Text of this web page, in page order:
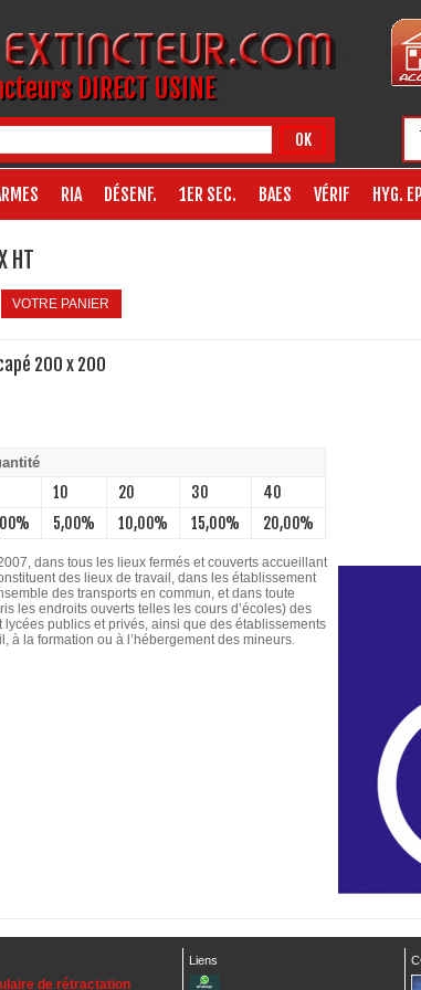
DIRECT USINE
OK
RIA DÉSENF. 1ER SEC. BAES VÉRIF HYG.
HT
VOTRE PANIER
200 x 200
10 20 30 40
5,00% 10,00% 15,00% 20,00%
dans tous les lieux fermés et couverts accueillant
des lieux de travail, dans les établissement
des transports en commun, et dans toute
les endroits ouverts telles les cours d’écoles) des
lycées publics et privés, ainsi que des établissements
à la formation ou à l’hébergement des mineurs.
Liens
de rétractation